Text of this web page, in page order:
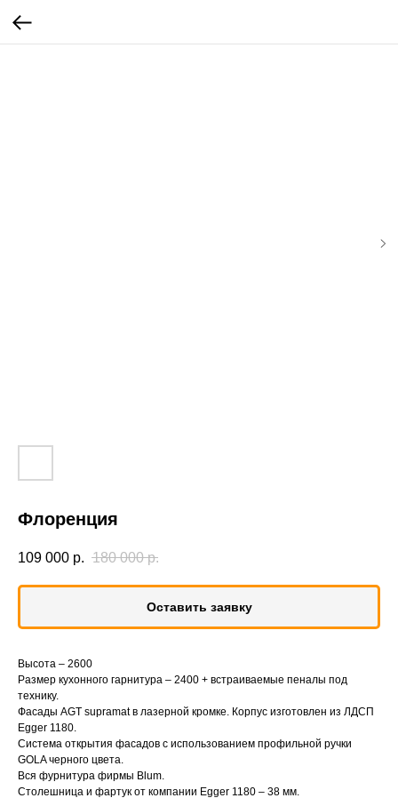
Флоренция
109 000 р. 180 000 р.
Оставить заявку
Высота – 2600
Размер кухонного гарнитура – 2400 + встраиваемые пеналы под
технику.
Фасады AGT supramat в лазерной кромке. Корпус изготовлен из ЛДСП
Egger 1180.
Система открытия фасадов с использованием профильной ручки
GOLA черного цвета.
Вся фурнитура фирмы Blum.
Столешница и фартук от компании Egger 1180 – 38 мм.